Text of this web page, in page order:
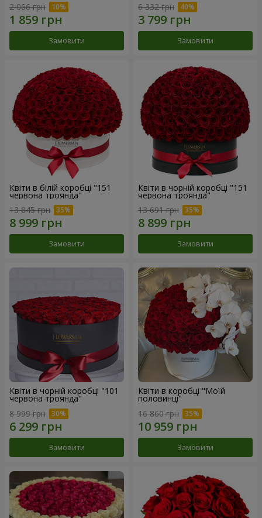
2 066 грн
Замовити
6 332 грн
Замовити
Квіти в білій коробці "151
червона троянда"
13 845 грн
Замовити
Квіти в чорній коробці "151
червона троянда"
13 691 грн
Замовити
Квіти в чорній коробці "101
червона троянда"
8 999 грн
Замовити
Квіти в коробці "Моїй
половинці"
16 860 грн
Замовити